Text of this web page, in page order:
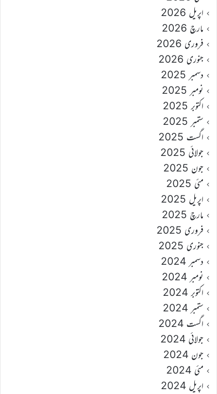
اپریل 2026
مارچ 2026
فروری 2026
جنوری 2026
دسمبر 2025
نومبر 2025
اکتوبر 2025
ستمبر 2025
اگست 2025
جولائی 2025
جون 2025
مئی 2025
اپریل 2025
مارچ 2025
فروری 2025
جنوری 2025
دسمبر 2024
نومبر 2024
اکتوبر 2024
ستمبر 2024
اگست 2024
جولائی 2024
جون 2024
مئی 2024
اپریل 2024